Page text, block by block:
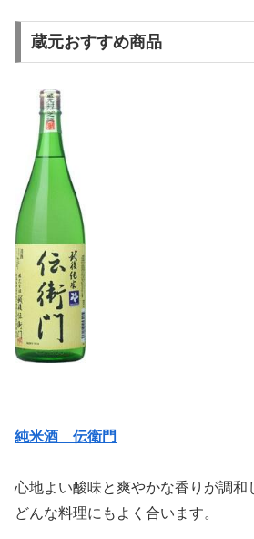
蔵元おすすめ商品
純米酒 伝衛門
心地よい酸味と爽やかな香りが調和
どんな料理にもよく合います。